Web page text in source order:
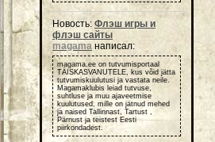
Новость: Флэш игры и
флэш сайты
magama написал:
magama.ee on tutvumisportaal
TÄISKASVANUTELE, kus võid jätta
tutvumiskuulutusi ja vastata neile.
Magamaklubis leiad tutvuse,
suhtluse ja muu ajaveetmise
kuulutused, mille on jätnud mehed
ja naised Tallinnast, Tartust ,
Pärnust ja teistest Eesti
piirkondadest.